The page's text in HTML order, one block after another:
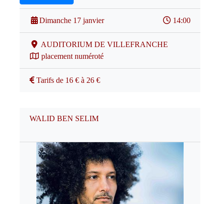
Dimanche 17 janvier 14:00
AUDITORIUM DE VILLEFRANCHE
placement numéroté
Tarifs de 16 € à 26 €
WALID BEN SELIM